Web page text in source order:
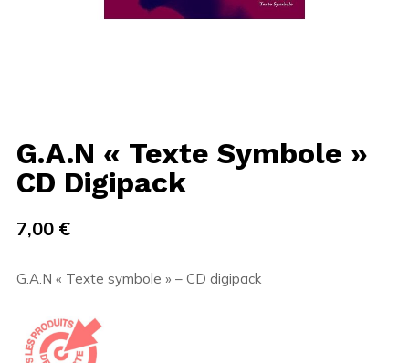
G.A.N « Texte Symbole »
CD Digipack
7,00 €
G.A.N « Texte symbole » – CD digipack